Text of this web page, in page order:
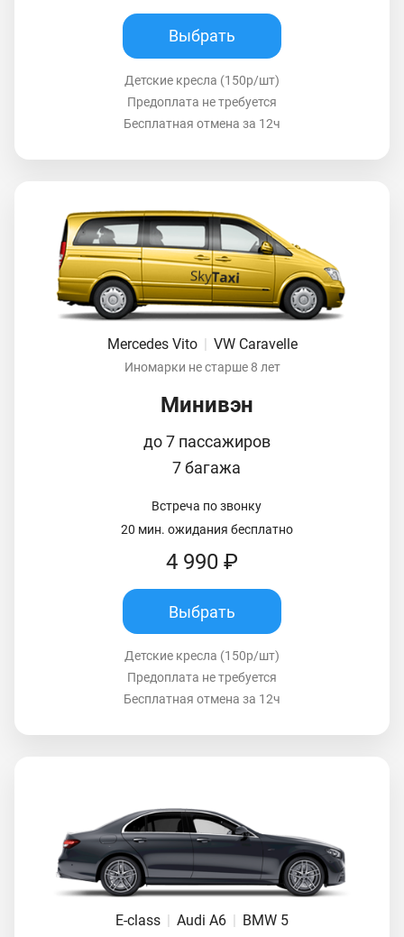
Выбрать
Детские кресла (150р/шт)
Предоплата не требуется
Бесплатная отмена за 12ч
Mercedes Vito VW Caravelle
Иномарки не старше 8 лет
Минивэн
до 7 пассажиров
7 багажа
Встреча по звонку
20 мин. ожидания бесплатно
4 990 ₽
Выбрать
Детские кресла (150р/шт)
Предоплата не требуется
Бесплатная отмена за 12ч
E-class | Audi A6 | BMW 5